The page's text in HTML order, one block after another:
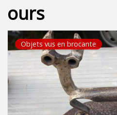
ours
Objets vus en brocante